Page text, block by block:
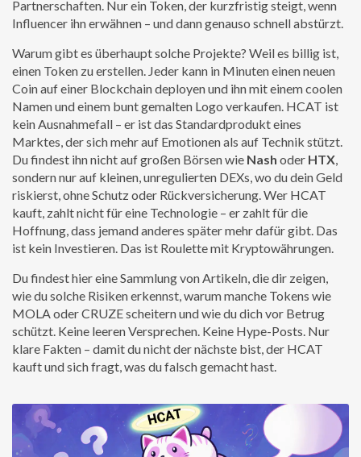
Partnerschaften. Nur ein Token, der kurzfristig steigt, wenn
Influencer ihn erwähnen – und dann genauso schnell abstürzt.
Warum gibt es überhaupt solche Projekte? Weil es billig ist,
einen Token zu erstellen. Jeder kann in Minuten einen neuen
Coin auf einer Blockchain deployen und ihn mit einem coolen
Namen und einem bunt gemalten Logo verkaufen. HCAT ist
kein Ausnahmefall – er ist das Standardprodukt eines
Marktes, der sich mehr auf Emotionen als auf Technik stützt.
Du findest ihn nicht auf großen Börsen wie Nash oder HTX,
sondern nur auf kleinen, unregulierten DEXs, wo du dein Geld
riskierst, ohne Schutz oder Rückversicherung. Wer HCAT
kauft, zahlt nicht für eine Technologie – er zahlt für die
Hoffnung, dass jemand anderes später mehr dafür gibt. Das
ist kein Investieren. Das ist Roulette mit Kryptowährungen.
Du findest hier eine Sammlung von Artikeln, die dir zeigen,
wie du solche Risiken erkennst, warum manche Tokens wie
MOLA oder CRUZE scheitern und wie du dich vor Betrug
schützt. Keine leeren Versprechen. Keine Hype-Posts. Nur
klare Fakten – damit du nicht der nächste bist, der HCAT
kauft und sich fragt, was du falsch gemacht hast.